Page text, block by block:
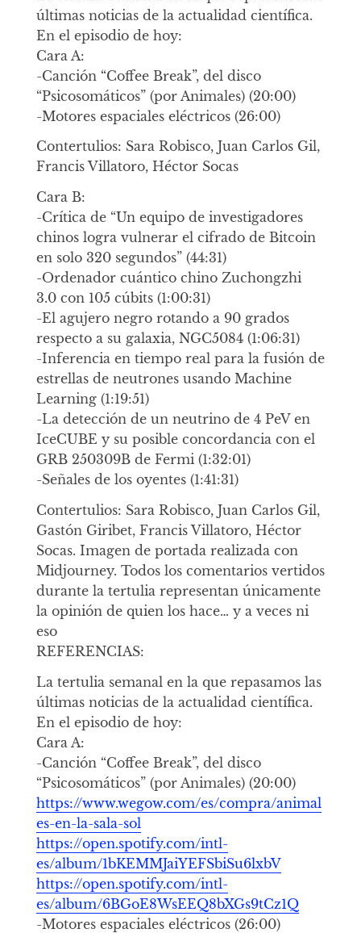
últimas noticias de la actualidad científica.
En el episodio de hoy:
Cara A:
-Canción “Coffee Break”, del disco
“Psicosomáticos” (por Animales) (20:00)
-Motores espaciales eléctricos (26:00)
Contertulios: Sara Robisco, Juan Carlos Gil,
Francis Villatoro, Héctor Socas
Cara B:
-Crítica de “Un equipo de investigadores
chinos logra vulnerar el cifrado de Bitcoin
en solo 320 segundos” (44:31)
-Ordenador cuántico chino Zuchongzhi
3.0 con 105 cúbits (1:00:31)
-El agujero negro rotando a 90 grados
respecto a su galaxia, NGC5084 (1:06:31)
-Inferencia en tiempo real para la fusión de
estrellas de neutrones usando Machine
Learning (1:19:51)
-La detección de un neutrino de 4 PeV en
IceCUBE y su posible concordancia con el
GRB 250309B de Fermi (1:32:01)
-Señales de los oyentes (1:41:31)
Contertulios: Sara Robisco, Juan Carlos Gil,
Gastón Giribet, Francis Villatoro, Héctor
Socas. Imagen de portada realizada con
Midjourney. Todos los comentarios vertidos
durante la tertulia representan únicamente
la opinión de quien los hace… y a veces ni
eso
REFERENCIAS:
La tertulia semanal en la que repasamos las
últimas noticias de la actualidad científica.
En el episodio de hoy:
Cara A:
-Canción “Coffee Break”, del disco
“Psicosomáticos” (por Animales) (20:00)
https://www.wegow.com/es/compra/animal
es-en-la-sala-sol
https://open.spotify.com/intl-
es/album/1bKEMMJaiYEFSbiSu6lxbV
https://open.spotify.com/intl-
es/album/6BGoE8WsEEQ8bXGs9tCz1Q
-Motores espaciales eléctricos (26:00)